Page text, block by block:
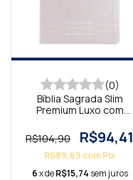
(0)
Bíblia Sagrada Slim
Premium Luxo com
Bordô
R$104,90 R$94,41
R$89,69 comPix
6x deR$15,74 sem juros